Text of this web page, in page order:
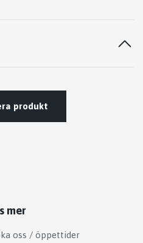
produkt
mer
oss / öppettider